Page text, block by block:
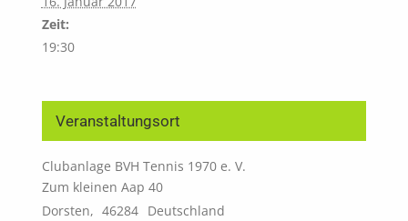
Zeit:
19:30
Veranstaltungsort
Clubanlage BVH Tennis 1970 e. V.
Zum kleinen Aap 40
Dorsten, 46284 Deutschland